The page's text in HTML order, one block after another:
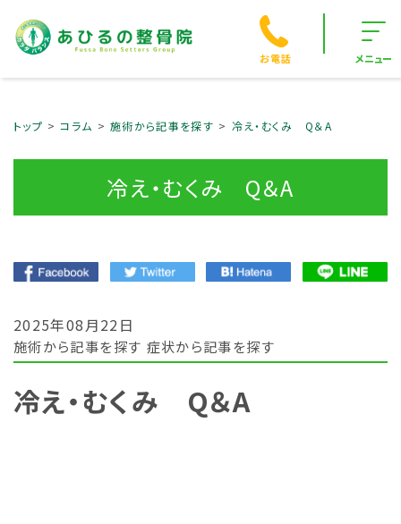
お電話 メニュー
トップ コラム 施術から記事を探す 冷え・むくみ Q＆A
冷え・むくみ Q＆A
2025年08月22日
施術から記事を探す 症状から記事を探す
冷え・むくみ Q＆A